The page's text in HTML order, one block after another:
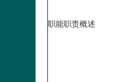
职能职责概述